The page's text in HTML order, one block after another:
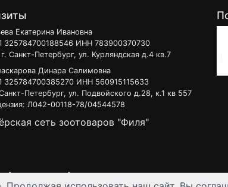
Екатерина Ивановна
ИНН 783900370730
Санкт-Петербург, ул. Курляндская д.4 кв.7
Динара Салимовна
ИНН 560915115633
Петербург, ул. Подвойского д.28, к.1 кв 557
Л042-00118-78/04544578
сеть зоотоваров "Филя"
интерактивной карте.